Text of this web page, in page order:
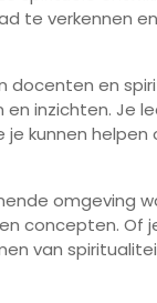
te verkennen
docenten en
inzichten. Je
kunnen helpen
omgeving
concepten. Of
van